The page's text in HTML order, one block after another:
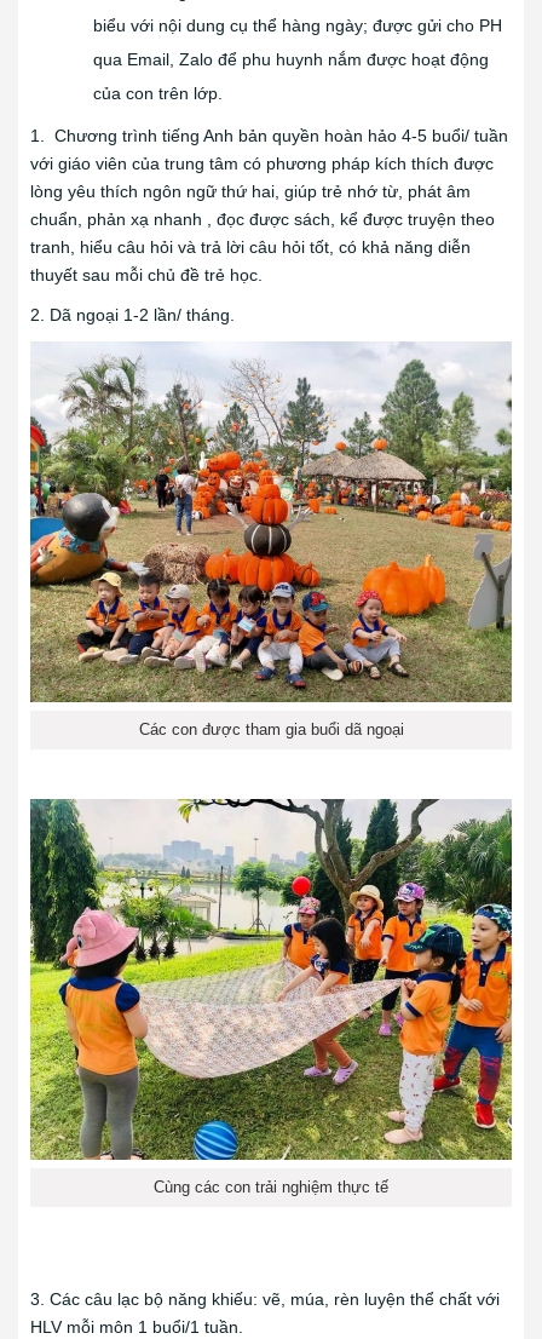
biểu với nội dung cụ thể hàng ngày; được gửi cho PH
qua Email, Zalo để phu huynh nắm được hoạt động
của con trên lớp.
1. Chương trình tiếng Anh bản quyền hoàn hảo 4-5 buổi/ tuần
với giáo viên của trung tâm có phương pháp kích thích được
lòng yêu thích ngôn ngữ thứ hai, giúp trẻ nhớ từ, phát âm
chuẩn, phản xạ nhanh , đọc được sách, kể được truyện theo
tranh, hiểu câu hỏi và trả lời câu hỏi tốt, có khả năng diễn
thuyết sau mỗi chủ đề trẻ học.
2. Dã ngoại 1-2 lần/ tháng.
Các con được tham gia buổi dã ngoại
Cùng các con trải nghiệm thực tế
3. Các câu lạc bộ năng khiếu: vẽ, múa, rèn luyện thể chất với
HLV mỗi môn 1 buổi/1 tuần.